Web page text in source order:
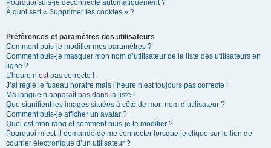
Pourquoi suis-je déconnecté automatiquement ?
À quoi sert « Supprimer les cookies » ?
Préférences et paramètres des utilisateurs
Comment puis-je modifier mes paramètres ?
Comment puis-je masquer mon nom d’utilisateur de la liste des utilisateurs en
ligne ?
L’heure n’est pas correcte !
J’ai réglé le fuseau horaire mais l’heure n’est toujours pas correcte !
Ma langue n’apparaît pas dans la liste !
Que signifient les images situées à côté de mon nom d’utilisateur ?
Comment puis-je afficher un avatar ?
Quel est mon rang et comment puis-je le modifier ?
Pourquoi m’est-il demandé de me connecter lorsque je clique sur le lien de
courrier électronique d’un utilisateur ?